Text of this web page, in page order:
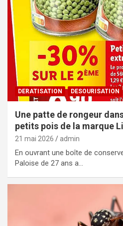
DERATISATION DESOURISATION
Une patte de rongeur
petits pois de la marque
21 mai 2026 admin
En ouvrant une boîte de
Paloise de 27 ans a…